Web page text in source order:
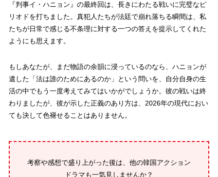
『判事イ・ハニョン』の最終回は、長きにわたる戦いに完璧なピ
リオドを打ちました。真犯人たちが法廷で崩れ落ちる瞬間は、私
たちが日常で感じる不条理に対する一つの答えを提示してくれた
ようにも思えます。
もしあなたが、まだ物語の余韻に浸っているのなら、ハニョンが
遺した「法は誰のためにあるのか」という問いを、自分自身の生
活の中でもう一度考えてみてはいかがでしょうか。彼の戦いは終
わりましたが、彼が示した正義のあり方は、2026年の現代におい
ても決して色褪せることはありません。
考察や感想で盛り上がった後は、他の韓国アクション
ドラマも一気見しませんか？